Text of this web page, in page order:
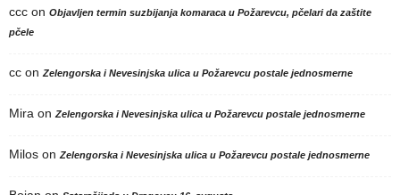
ccc on Objavljen termin suzbijanja komaraca u Požarevcu, pčelari da zaštite
pčele
cc on Zelengorska i Nevesinjska ulica u Požarevcu postale jednosmerne
Mira on Zelengorska i Nevesinjska ulica u Požarevcu postale jednosmerne
Milos on Zelengorska i Nevesinjska ulica u Požarevcu postale jednosmerne